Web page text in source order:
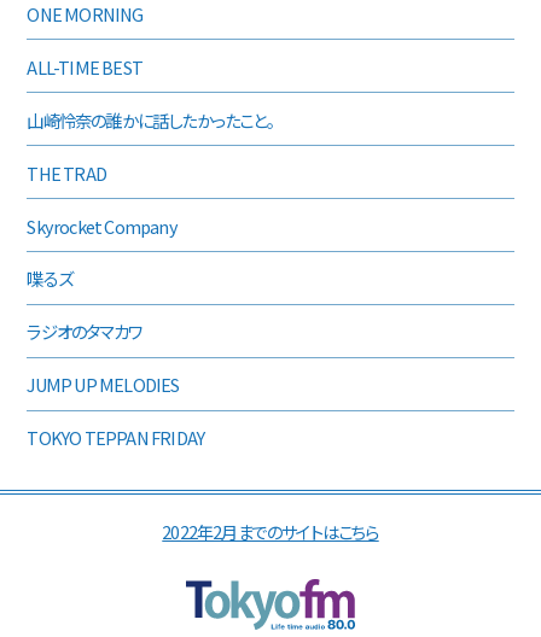
ONE MORNING
ALL-TIME BEST
山崎怜奈の誰かに話したかったこと。
THE TRAD
Skyrocket Company
喋るズ
ラジオのタマカワ
JUMP UP MELODIES
TOKYO TEPPAN FRIDAY
2022年2月までのサイトはこちら